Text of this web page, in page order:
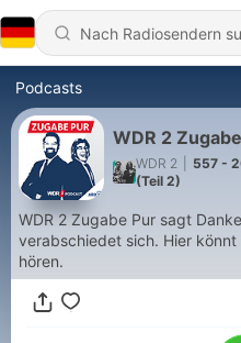
Podcasts
WDR 2
WDR 2
557 -
(Teil 2)
WDR 2 Zugabe Pur sagt
verabschiedet sich. Hier
hören.